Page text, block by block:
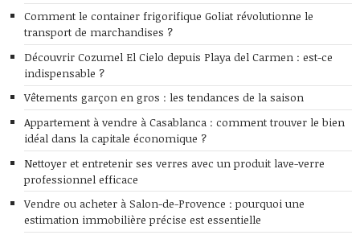
Comment le container frigorifique Goliat révolutionne le
transport de marchandises ?
Découvrir Cozumel El Cielo depuis Playa del Carmen : est-ce
indispensable ?
Vêtements garçon en gros : les tendances de la saison
Appartement à vendre à Casablanca : comment trouver le bien
idéal dans la capitale économique ?
Nettoyer et entretenir ses verres avec un produit lave-verre
professionnel efficace
Vendre ou acheter à Salon-de-Provence : pourquoi une
estimation immobilière précise est essentielle